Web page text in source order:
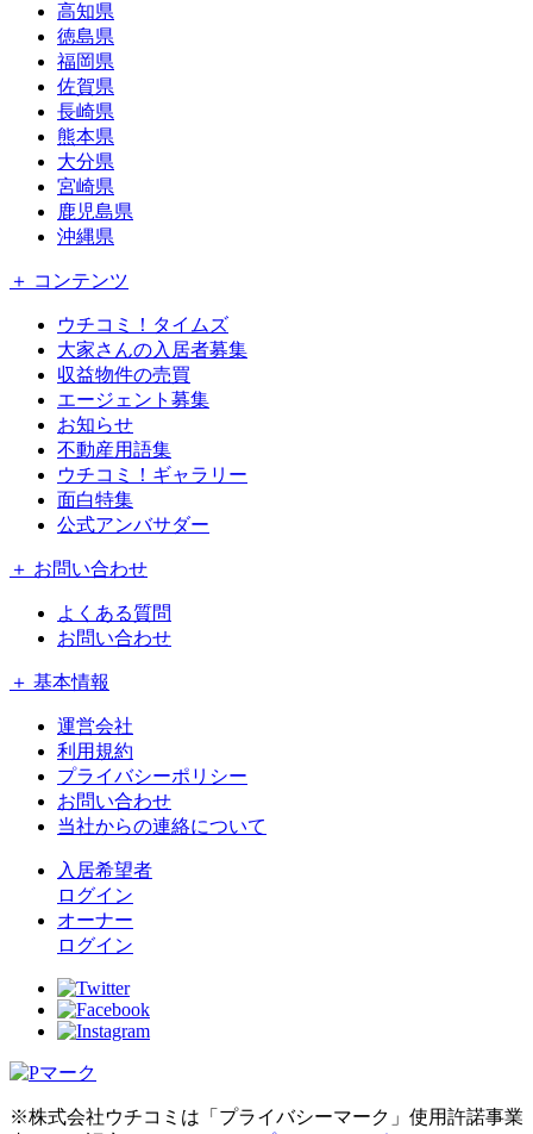
高知県
徳島県
福岡県
佐賀県
長崎県
熊本県
大分県
宮崎県
鹿児島県
沖縄県
＋ コンテンツ
ウチコミ！タイムズ
大家さんの入居者募集
収益物件の売買
エージェント募集
お知らせ
不動産用語集
ウチコミ！ギャラリー
面白特集
公式アンバサダー
＋ お問い合わせ
よくある質問
お問い合わせ
＋ 基本情報
運営会社
利用規約
プライバシーポリシー
お問い合わせ
当社からの連絡について
入居希望者
ログイン
オーナー
ログイン
※株式会社ウチコミは「プライバシーマーク」使用許諾事業